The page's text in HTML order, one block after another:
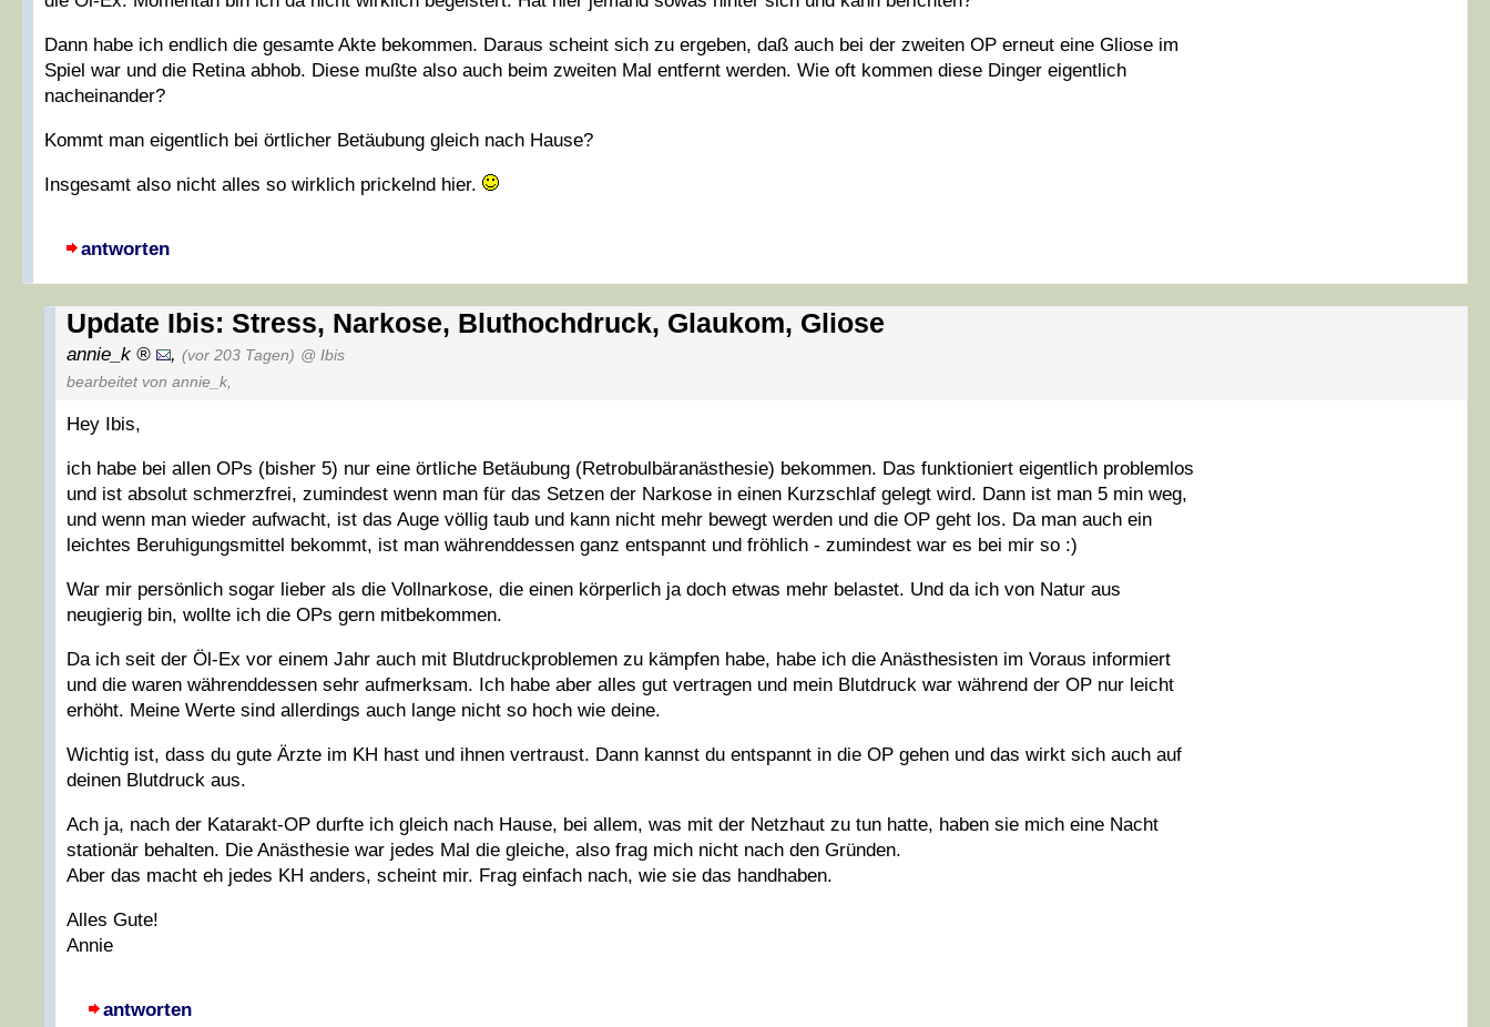
Dann habe ich endlich die gesamte Akte bekommen. Daraus scheint sich zu ergeben, daß auch bei der zweiten OP erneut eine Gliose im
Spiel war und die Retina abhob. Diese mußte also auch beim zweiten Mal entfernt werden. Wie oft kommen diese Dinger eigentlich
nacheinander?
Kommt man eigentlich bei örtlicher Betäubung gleich nach Hause?
Insgesamt also nicht alles so wirklich prickelnd hier.
antworten
Update Ibis: Stress, Narkose, Bluthochdruck, Glaukom, Gliose
annie_k , (vor 203 Tagen) @ Ibis
bearbeitet von annie_k
Hey Ibis,
ich habe bei allen OPs (bisher 5) nur eine örtliche Betäubung (Retrobulbäranästhesie) bekommen. Das funktioniert eigentlich problemlos
und ist absolut schmerzfrei, zumindest wenn man für das Setzen der Narkose in einen Kurzschlaf gelegt wird. Dann ist man 5 min weg,
und wenn man wieder aufwacht, ist das Auge völlig taub und kann nicht mehr bewegt werden und die OP geht los. Da man auch ein
leichtes Beruhigungsmittel bekommt, ist man währenddessen ganz entspannt und fröhlich - zumindest war es bei mir so :)
War mir persönlich sogar lieber als die Vollnarkose, die einen körperlich ja doch etwas mehr belastet. Und da ich von Natur aus
neugierig bin, wollte ich die OPs gern mitbekommen.
Da ich seit der Öl-Ex vor einem Jahr auch mit Blutdruckproblemen zu kämpfen habe, habe ich die Anästhesisten im Voraus informiert
und die waren währenddessen sehr aufmerksam. Ich habe aber alles gut vertragen und mein Blutdruck war während der OP nur leicht
erhöht. Meine Werte sind allerdings auch lange nicht so hoch wie deine.
Wichtig ist, dass du gute Ärzte im KH hast und ihnen vertraust. Dann kannst du entspannt in die OP gehen und das wirkt sich auch auf
deinen Blutdruck aus.
Ach ja, nach der Katarakt-OP durfte ich gleich nach Hause, bei allem, was mit der Netzhaut zu tun hatte, haben sie mich eine Nacht
stationär behalten. Die Anästhesie war jedes Mal die gleiche, also frag mich nicht nach den Gründen.
Aber das macht eh jedes KH anders, scheint mir. Frag einfach nach, wie sie das handhaben.
Alles Gute!
Annie
antworten